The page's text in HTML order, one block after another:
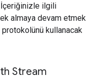
ilgili
almaya devam etmek
kullanacak
Stream